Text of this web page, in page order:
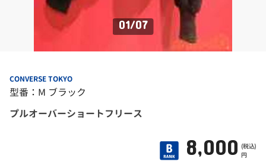
01/07
CONVERSE TOKYO
型番：M ブラック
プルオーバーショートフリース
8,000 (税込)
円